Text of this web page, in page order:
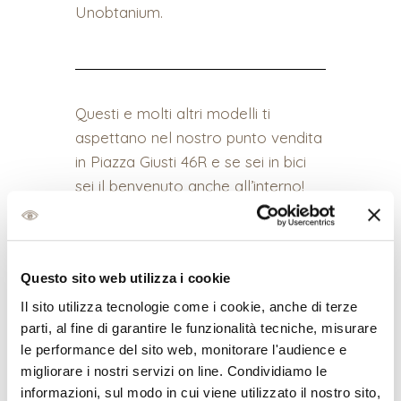
Questo sito web utilizza i cookie
Il sito utilizza tecnologie come i cookie, anche di terze
parti, al fine di garantire le funzionalità tecniche, misurare
le performance del sito web, monitorare l'audience e
migliorare i nostri servizi on line. Condividiamo le
informazioni, sul modo in cui viene utilizzato il nostro sito,
Unobtanium.
Questi e molti altri modelli ti
aspettano nel nostro punto vendita
in Piazza Giusti 46R e se sei in bici
sei il benvenuto anche all’interno!